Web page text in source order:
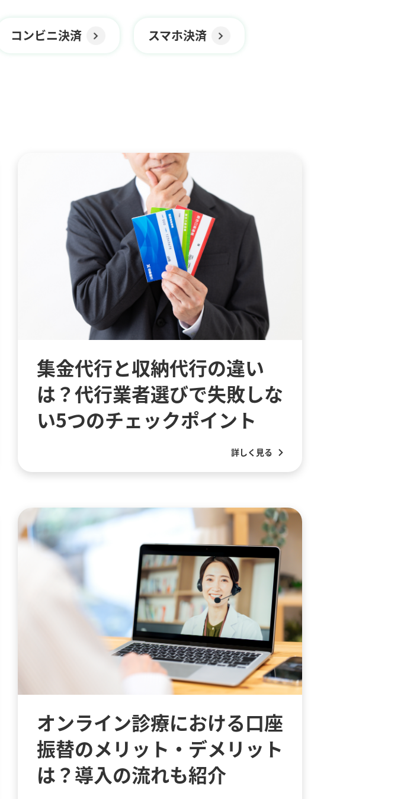
コンビニ決済 スマホ決済
集金代行と収納代行の違い
は？代行業者選びで失敗しな
い5つのチェックポイント
詳しく見る
オンライン診療における口座
振替のメリット・デメリット
は？導入の流れも紹介